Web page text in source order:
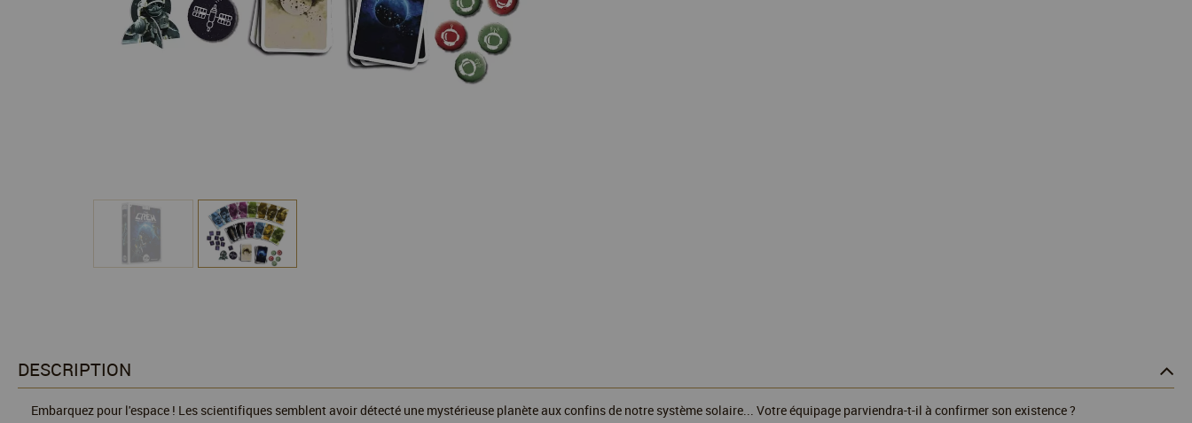
DESCRIPTION
Embarquez pour l'espace ! Les scientifiques semblent avoir détecté une mystérieuse planète aux confins de notre système solaire... Votre équipage parviendra-t-il à confirmer son existence ?